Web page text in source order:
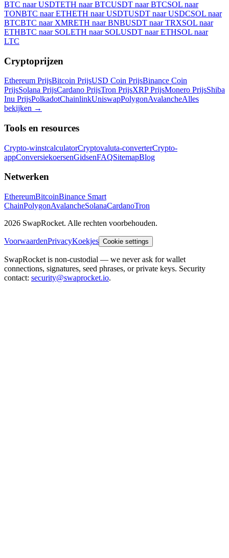
BTC naar USDTETH naar BTCUSDT naar BTCSOL naar
TONBTC naar ETHETH naar USDTUSDT naar USDCSOL naar
BTCBTC naar XMRETH naar BNBUSDT naar TRXSOL naar
ETHBTC naar SOLETH naar SOLUSDT naar ETHSOL naar
LTC
Cryptoprijzen
Ethereum PrijsBitcoin PrijsUSD Coin PrijsBinance Coin
PrijsSolana PrijsCardano PrijsTron PrijsXRP PrijsMonero PrijsShiba
Inu PrijsPolkadotChainlinkUniswapPolygonAvalancheAlles
bekijken →
Tools en resources
Crypto-winstcalculatorCryptovaluta-converterCrypto-
appConversiekoersenGidsenFAQSitemapBlog
Netwerken
EthereumBitcoinBinance Smart
ChainPolygonAvalancheSolanaCardanoTron
2026 SwapRocket. Alle rechten voorbehouden.
VoorwaardenPrivacyKoekjes Cookie settings
SwapRocket is non-custodial — we never ask for wallet
connections, signatures, seed phrases, or private keys. Security
contact: security@swaprocket.io.